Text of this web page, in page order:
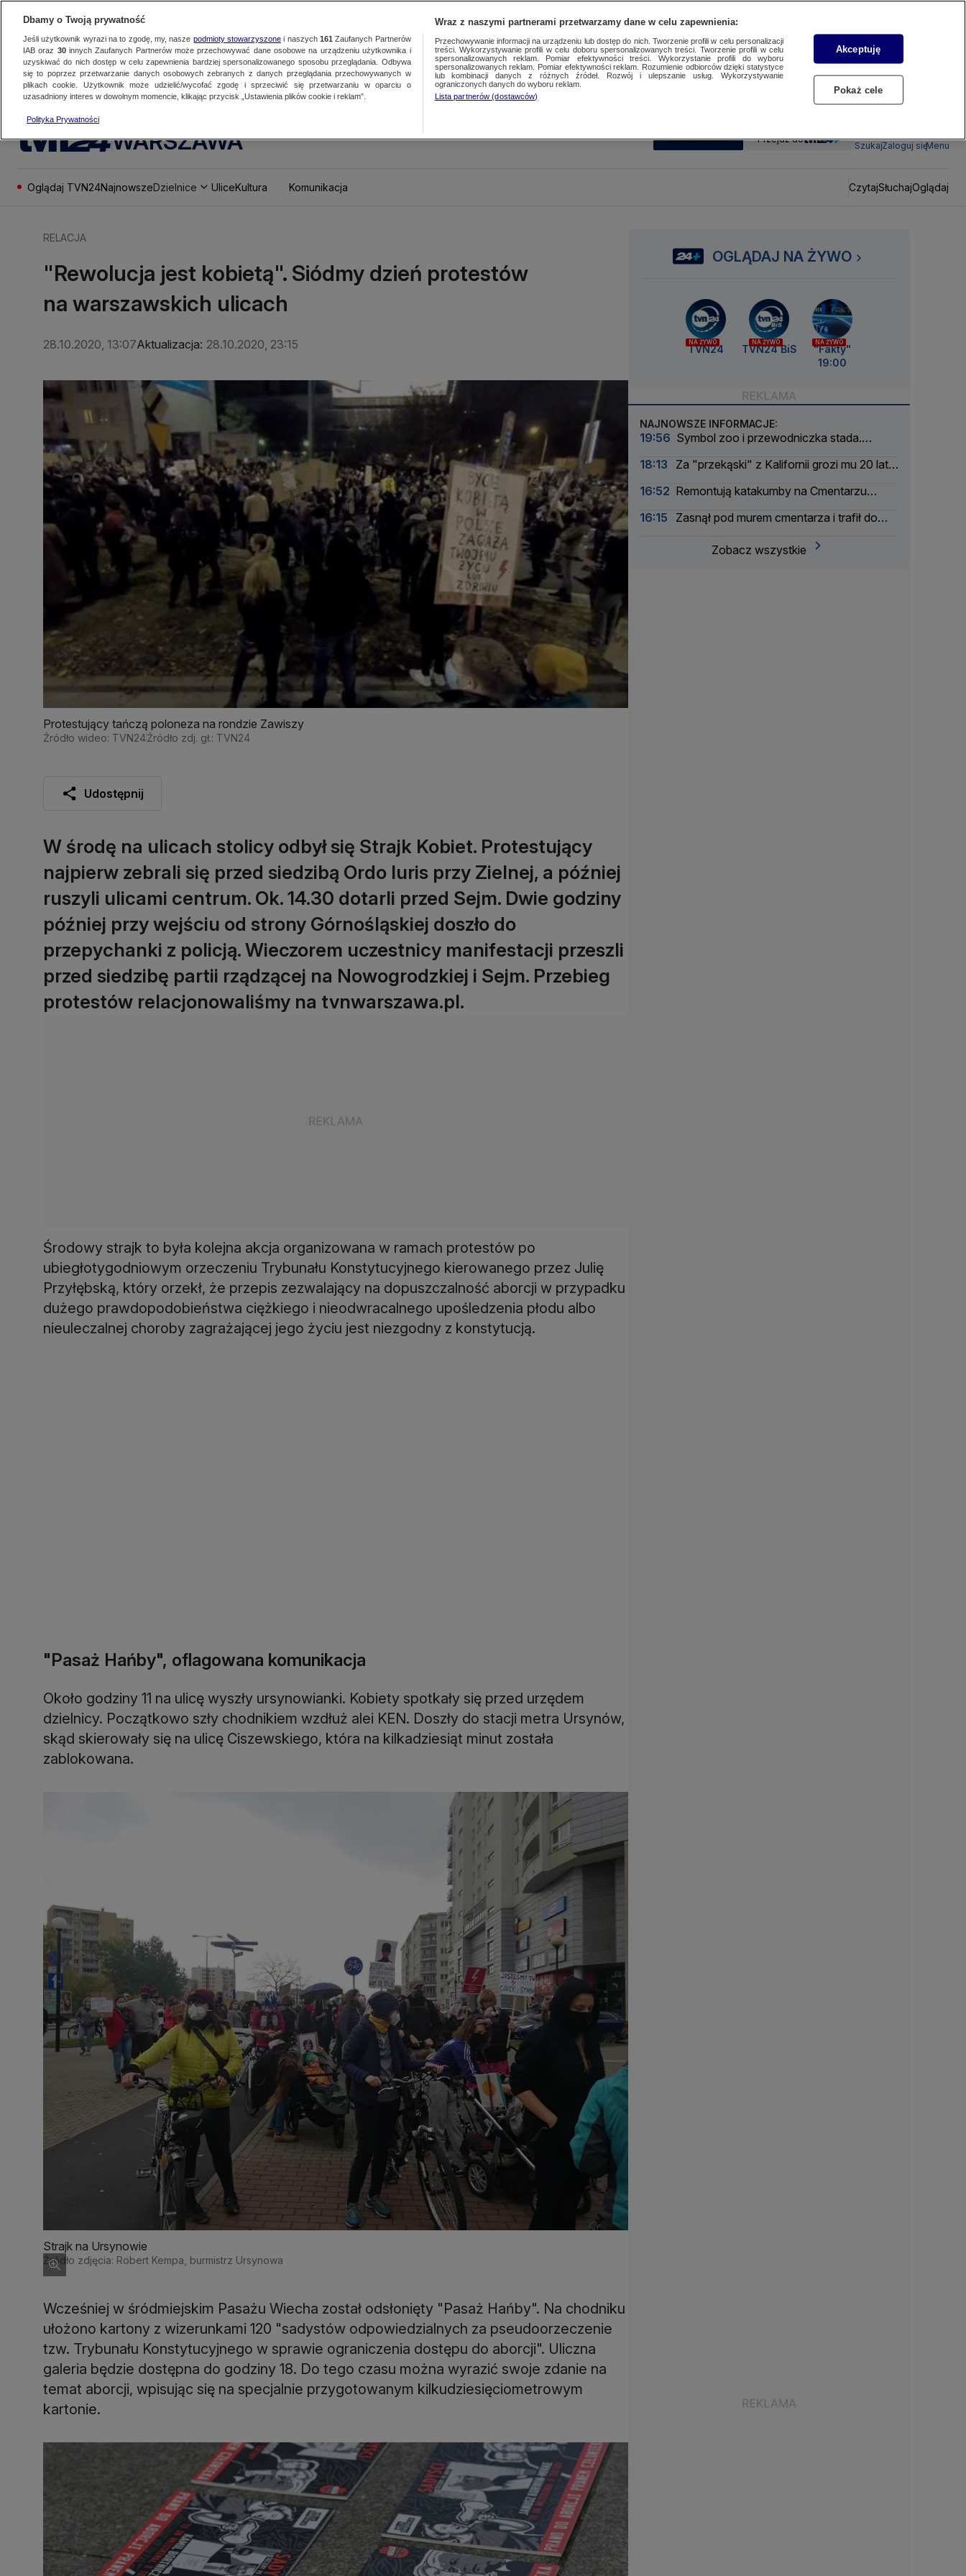
WARSZAWA SUBSKRYBUJ Przejdź do
SzukajZaloguj sięMenu
Oglądaj TVN24NajnowszeDzielnice UliceKultura Komunikacja CzytajSłuchajOglądaj
RELACJA
"Rewolucja jest kobietą". Siódmy dzień protestów
na warszawskich ulicach
28.10.2020, 13:07Aktualizacja: 28.10.2020, 23:15
Protestujący tańczą poloneza na rondzie Zawiszy
Źródło wideo: TVN24Źródło zdj. gł.: TVN24
Udostępnij
W środę na ulicach stolicy odbył się Strajk Kobiet. Protestujący
najpierw zebrali się przed siedzibą Ordo Iuris przy Zielnej, a później
ruszyli ulicami centrum. Ok. 14.30 dotarli przed Sejm. Dwie godziny
później przy wejściu od strony Górnośląskiej doszło do
przepychanki z policją. Wieczorem uczestnicy manifestacji przeszli
przed siedzibę partii rządzącej na Nowogrodzkiej i Sejm. Przebieg
protestów relacjonowaliśmy na tvnwarszawa.pl.
Środowy strajk to była kolejna akcja organizowana w ramach protestów po
ubiegłotygodniowym orzeczeniu Trybunału Konstytucyjnego kierowanego przez Julię
Przyłębską, który orzekł, że przepis zezwalający na dopuszczalność aborcji w przypadku
dużego prawdopodobieństwa ciężkiego i nieodwracalnego upośledzenia płodu albo
nieuleczalnej choroby zagrażającej jego życiu jest niezgodny z konstytucją.
"Pasaż Hańby", oflagowana komunikacja
Około godziny 11 na ulicę wyszły ursynowianki. Kobiety spotkały się przed urzędem
dzielnicy. Początkowo szły chodnikiem wzdłuż alei KEN. Doszły do stacji metra Ursynów,
skąd skierowały się na ulicę Ciszewskiego, która na kilkadziesiąt minut została
zablokowana.
Strajk na Ursynowie
Źródło zdjęcia: Robert Kempa, burmistrz Ursynowa
Wcześniej w śródmiejskim Pasażu Wiecha został odsłonięty "Pasaż Hańby". Na chodniku
ułożono kartony z wizerunkami 120 "sadystów odpowiedzialnych za pseudoorzeczenie
tzw. Trybunału Konstytucyjnego w sprawie ograniczenia dostępu do aborcji". Uliczna
galeria będzie dostępna do godziny 18. Do tego czasu można wyrazić swoje zdanie na
temat aborcji, wpisując się na specjalnie przygotowanym kilkudziesięciometrowym
kartonie.
OGLĄDAJ NA ŻYWO
NA ŻYWO
TVN24
NA ŻYWO
TVN24 BiS
NA ŻYWO
"Fakty"
19:00
NAJNOWSZE INFORMACJE:
19:56 Symbol zoo i przewodniczka stada.
18:13
Za "przekąski" z Kalifornii grozi mu 20 lat
16:52 Remontują katakumby na Cmentarzu
16:15
Zasnął pod murem cmentarza i trafił do
Zobacz wszystkie
Dbamy o Twoją prywatność
Jeśli użytkownik wyrazi na to zgodę, my, nasze podmioty stowarzyszonei naszych 161 Zaufanych Partnerów
IAB oraz 30innych Zaufanych Partnerów może przechowywać dane osobowe na urządzeniu użytkownika i
uzyskiwać do nich dostęp w celu zapewnienia bardziej spersonalizowanego sposobu przeglądania. Odbywa
się to poprzez przetwarzanie danych osobowych zebranych z danych przeglądania przechowywanych w
plikach cookie. Użytkownik może udzielić/wycofać zgodę i sprzeciwić się przetwarzaniu w oparciu o
uzasadniony interes w dowolnym momencie, klikając przycisk „Ustawienia plików cookie i reklam”.
Polityka Prywatności
Wraz z naszymi partnerami przetwarzamy dane w celu zapewnienia:
Przechowywanie informacji na urządzeniu lub dostęp do nich. Tworzenie profili w celu personalizacji
treści. Wykorzystywanie profili w celu doboru spersonalizowanych treści. Tworzenie profili w celu
spersonalizowanych reklam. Pomiar efektywności treści. Wykorzystanie profili do wyboru
spersonalizowanych reklam. Pomiar efektywności reklam. Rozumienie odbiorców dzięki statystyce
lub kombinacji danych z różnych źródeł. Rozwój i ulepszanie usług. Wykorzystywanie
ograniczonych danych do wyboru reklam.
Lista partnerów (dostawców)
Akceptuję
Pokaż cele